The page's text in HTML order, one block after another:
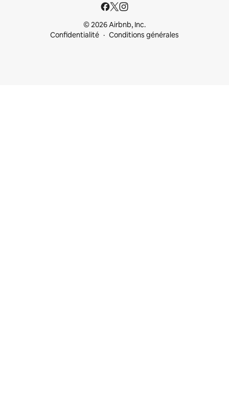
© 2026 Airbnb, Inc.
Confidentialité
Conditions générales